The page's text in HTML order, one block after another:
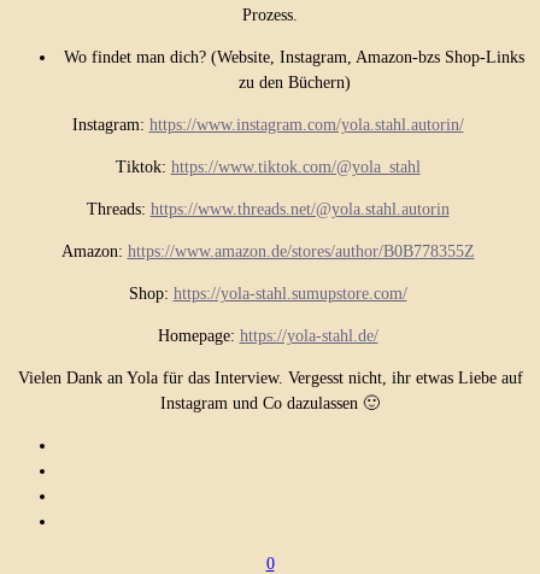
Prozess.
Wo findet man dich? (Website, Instagram, Amazon-bzs Shop-Links
zu den Büchern)
Instagram: https://www.instagram.com/yola.stahl.autorin/
Tiktok: https://www.tiktok.com/@yola_stahl
Threads: https://www.threads.net/@yola.stahl.autorin
Amazon: https://www.amazon.de/stores/author/B0B778355Z
Shop: https://yola-stahl.sumupstore.com/
Homepage: https://yola-stahl.de/
Vielen Dank an Yola für das Interview. Vergesst nicht, ihr etwas Liebe auf
Instagram und Co dazulassen 🙂
0